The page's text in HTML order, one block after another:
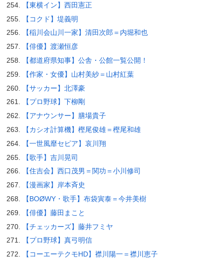
【東横イン】西田憲正
【コクド】堤義明
【稲川会山川一家】清田次郎＝内堀和也
【俳優】渡瀬恒彦
【都道府県知事】公舎・公館一覧公開！
【作家・女優】山村美紗＝山村紅葉
【サッカー】北澤豪
【プロ野球】下柳剛
【アナウンサー】膳場貴子
【カシオ計算機】樫尾俊雄＝樫尾和雄
【一世風靡セピア】哀川翔
【歌手】吉川晃司
【住吉会】西口茂男＝関功＝小川修司
【漫画家】岸本斉史
【BOØWY・歌手】布袋寅泰＝今井美樹
【俳優】藤田まこと
【チェッカーズ】藤井フミヤ
【プロ野球】真弓明信
【コーエーテクモHD】襟川陽一＝襟川恵子